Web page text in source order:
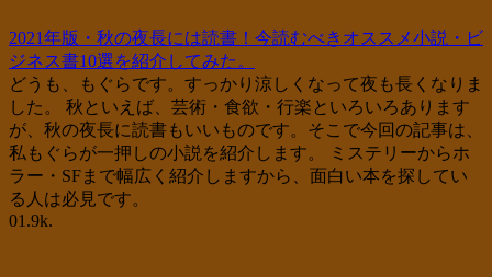
2021年版・秋の夜長には読書！今読むべきオススメ小説・ビ
ジネス書10選を紹介してみた。
どうも、もぐらです。すっかり涼しくなって夜も長くなりま
した。 秋といえば、芸術・食欲・行楽といろいろあります
が、秋の夜長に読書もいいものです。そこで今回の記事は、
私もぐらが一押しの小説を紹介します。 ミステリーからホ
ラー・SFまで幅広く紹介しますから、面白い本を探してい
る人は必見です。
01.9k.